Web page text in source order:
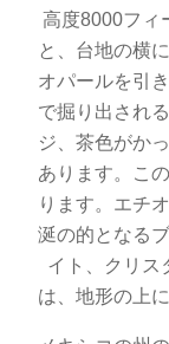
高度8000フィ
と、台地の横
オパールを引
で掘り出され
ジ、茶色がか
あります。こ
ります。エチ
涎の的となる
イト、クリス
は、地形の上